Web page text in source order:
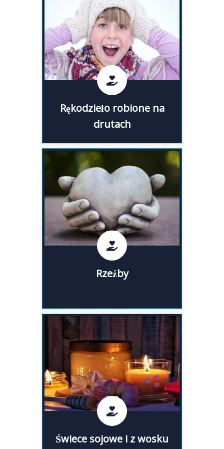
Rękodzieło robione na
drutach
Ręcznie robione na drutach
czapki, swetry i inne ubrania
mają wielu zwolenników i należą
do najchętniej kupowanych
artykułów przez miłośników
rękodzieła.
Rękodzieło robione na
drutach
Rzeźby
Do najczęściej szukanych w
Polsce dzieł artystów rzeźbiarzy
należą rzeźby z drewna, rzeźby z
masy solnej oraz rzeźby z gliny.
Rzeźby
Świece sojowe i z wosku
Ręcznie robione świece sojowe i
z wosku pszczelego to
doskonała, zdrowa i piękna
alternatywa dla szkodliwych dla
zdrowia świec parafinowych.
Świece sojowe i z wosku
pszczelego